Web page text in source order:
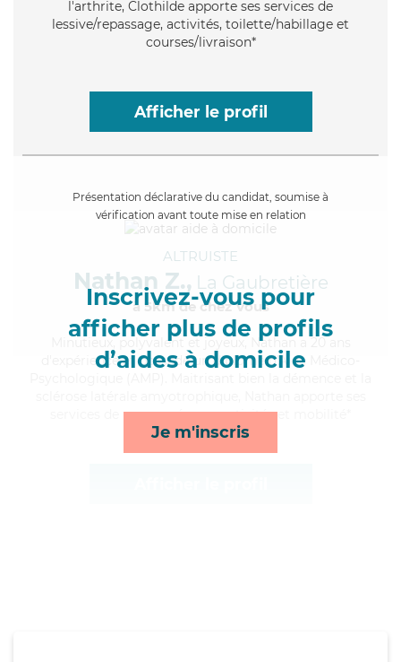
l'arthrite, Clothilde apporte ses services de
lessive/repassage, activités, toilette/habillage et
courses/livraison*
Afficher le profil
Présentation déclarative du candidat, soumise à
vérification avant toute mise en relation
Inscrivez-vous pour
afficher plus de profils
d’aides à domicile
Je m'inscris
ALTRUISTE
Nathan Z., La Gaubretière
à 5km de chez Vous
, polyvalent et joyeux, Nathan a 20 ans
d'expérience et possède un diplôme d'Aide Médico-
services de repas, ménage, activités et mobilité*